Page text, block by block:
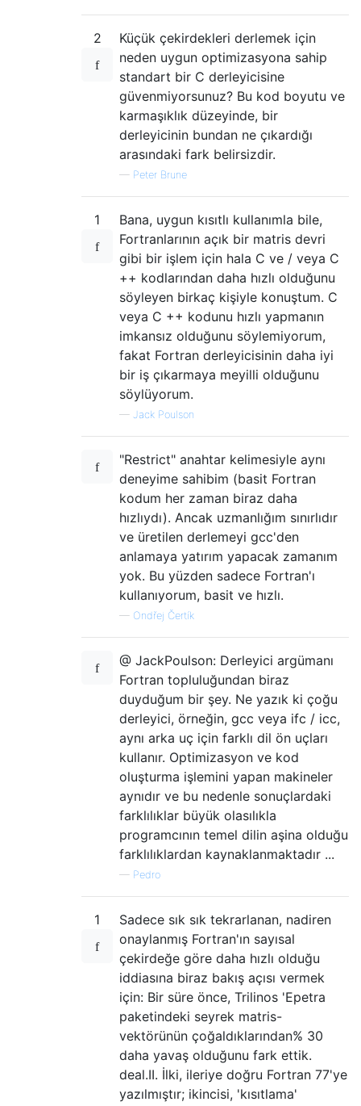
2
Küçük çekirdekleri derlemek için
neden uygun optimizasyona sahip
standart bir C derleyicisine
güvenmiyorsunuz? Bu kod boyutu ve
karmaşıklık düzeyinde, bir
derleyicinin bundan ne çıkardığı
arasındaki fark belirsizdir.
— Peter Brune
1
Bana, uygun kısıtlı kullanımla bile,
Fortranlarının açık bir matris devri
gibi bir işlem için hala C ve / veya C
++ kodlarından daha hızlı olduğunu
söyleyen birkaç kişiyle konuştum. C
veya C ++ kodunu hızlı yapmanın
imkansız olduğunu söylemiyorum,
fakat Fortran derleyicisinin daha iyi
bir iş çıkarmaya meyilli olduğunu
söylüyorum.
— Jack Poulson
"Restrict" anahtar kelimesiyle aynı
deneyime sahibim (basit Fortran
kodum her zaman biraz daha
hızlıydı). Ancak uzmanlığım sınırlıdır
ve üretilen derlemeyi gcc'den
anlamaya yatırım yapacak zamanım
yok. Bu yüzden sadece Fortran'ı
kullanıyorum, basit ve hızlı.
— Ondřej Čertík
@ JackPoulson: Derleyici argümanı
Fortran topluluğundan biraz
duyduğum bir şey. Ne yazık ki çoğu
derleyici, örneğin, gcc veya ifc / icc,
aynı arka uç için farklı dil ön uçları
kullanır. Optimizasyon ve kod
oluşturma işlemini yapan makineler
aynıdır ve bu nedenle sonuçlardaki
farklılıklar büyük olasılıkla
programcının temel dilin aşina olduğu
farklılıklardan kaynaklanmaktadır ...
— Pedro
1
Sadece sık sık tekrarlanan, nadiren
onaylanmış Fortran'ın sayısal
çekirdeğe göre daha hızlı olduğu
iddiasına biraz bakış açısı vermek
için: Bir süre önce, Trilinos 'Epetra
paketindeki seyrek matris-
vektörünün çoğaldıklarından% 30
daha yavaş olduğunu fark ettik.
deal.II. İlki, ileriye doğru Fortran 77'ye
yazılmıştır; ikincisi, 'kısıtlama'